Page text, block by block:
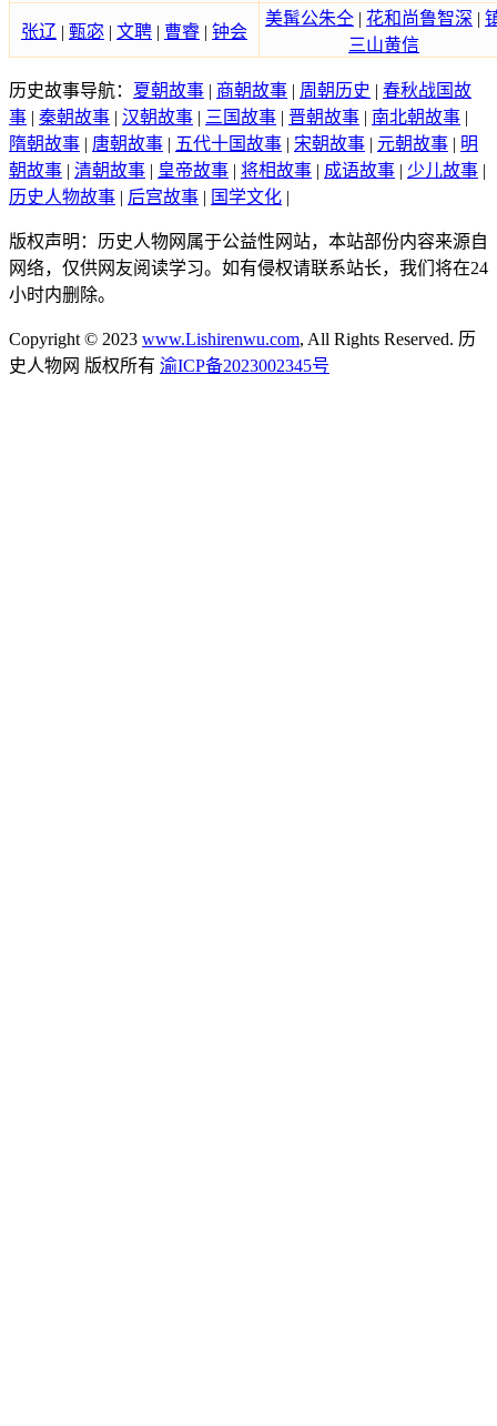
张辽 | 甄宓 | 文聘 | 曹睿 | 钟会
美髯公朱仝 | 花和尚鲁智深 |
三山黄信
历史故事导航： 夏朝故事 | 商朝故事 | 周朝历史 | 春秋战国故
事 | 秦朝故事 | 汉朝故事 | 三国故事 | 晋朝故事 | 南北朝故事 |
隋朝故事 | 唐朝故事 | 五代十国故事 | 宋朝故事 | 元朝故事 | 明
朝故事 | 清朝故事 | 皇帝故事 | 将相故事 | 成语故事 | 少儿故事 |
历史人物故事 | 后宫故事 | 国学文化 |
版权声明：历史人物网属于公益性网站，本站部份内容来源自
网络，仅供网友阅读学习。如有侵权请联系站长，我们将在24
小时内删除。
Copyright © 2023 www.Lishirenwu.com, All Rights Reserved. 历
史人物网 版权所有 渝ICP备2023002345号